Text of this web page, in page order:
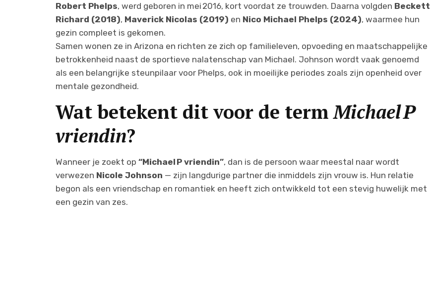
Robert Phelps, werd geboren in mei 2016, kort voordat ze trouwden. Daarna volgden Beckett
Richard (2018), Maverick Nicolas (2019) en Nico Michael Phelps (2024), waarmee hun
gezin compleet is gekomen.
Samen wonen ze in Arizona en richten ze zich op familieleven, opvoeding en maatschappelijke
betrokkenheid naast de sportieve nalatenschap van Michael. Johnson wordt vaak genoemd
als een belangrijke steunpilaar voor Phelps, ook in moeilijke periodes zoals zijn openheid over
mentale gezondheid.
Wat betekent dit voor de termMichael P
vriendin?
Wanneer je zoekt op “Michael P vriendin”, dan is de persoon waar meestal naar wordt
verwezen Nicole Johnson — zijn langdurige partner die inmiddels zijn vrouw is. Hun relatie
begon als een vriendschap en romantiek en heeft zich ontwikkeld tot een stevig huwelijk met
een gezin van zes.